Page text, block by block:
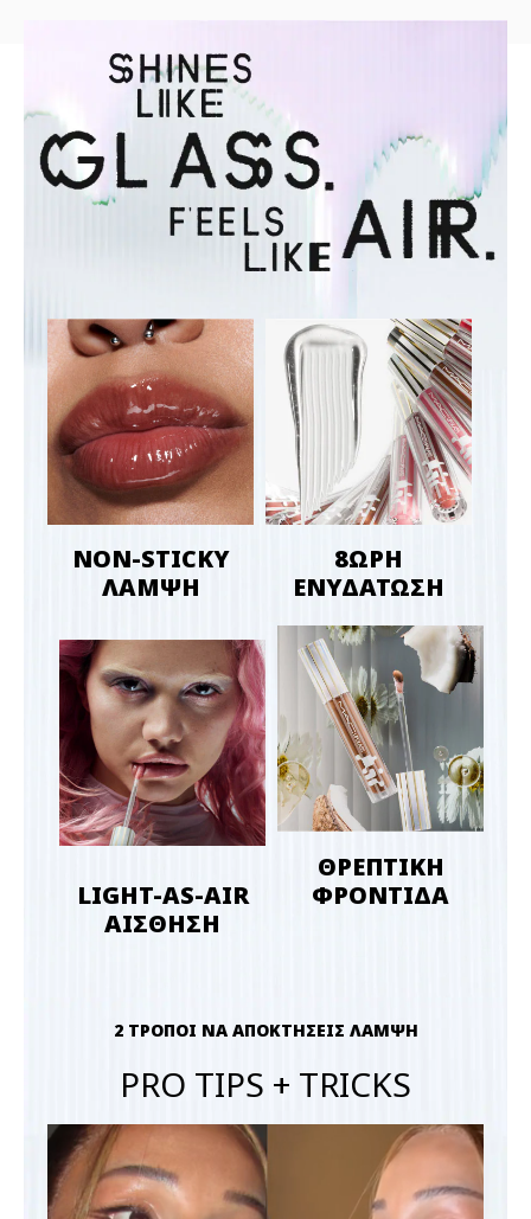
NON-STICKY
ΛΑΜΨΗ
8ΩΡΗ
ΕΝΥΔΑΤΩΣΗ
LIGHT-AS-AIR
ΑΙΣΘΗΣΗ
ΘΡΕΠΤΙΚΗ
ΦΡΟΝΤΙΔΑ
2 ΤΡΟΠΟΙ ΝΑ ΑΠΟΚΤΗΣΕΙΣ ΛΑΜΨΗ
PRO TIPS + TRICKS